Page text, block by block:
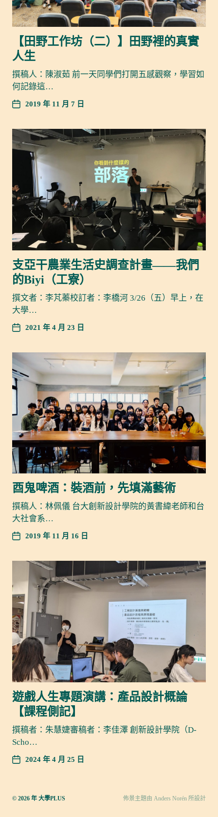
【田野工作坊（二）】田野裡的真實
人生
撰稿人：陳淑茹 前一天同學們打開五感觀察，學習如
何記錄這…
2019 年 11 月 7 日
支亞干農業生活史調查計畫——我們
的Biyi（工寮）
撰文者：李芃蓁校訂者：李橋河 3/26（五）早上，在
大學…
2021 年 4 月 23 日
酉鬼啤酒：裝酒前，先填滿藝術
撰稿人：林佩儀 台大創新設計學院的黃書緯老師和台
大社會系…
2019 年 11 月 16 日
遊戲人生專題演講：產品設計概論
【課程側記】
撰稿者：朱慧婕審稿者：李佳澤 創新設計學院（D-
Scho…
2024 年 4 月 25 日
© 2026 年 大學PLUS 佈景主題由 Anders Norén 所設計